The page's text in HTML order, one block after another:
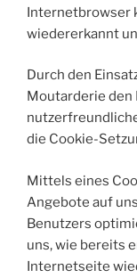
Internetbrowser
wiedererkannt
Durch den
Moutarderie
die Cookie-
Mittels eines
Angebote auf
Benutzers
uns, wie bereits
Internetseite